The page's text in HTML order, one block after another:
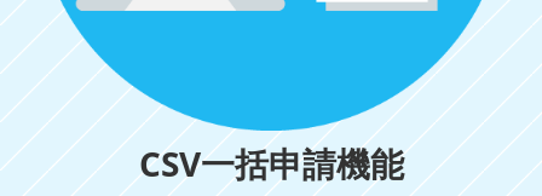
CSV一括申請機能